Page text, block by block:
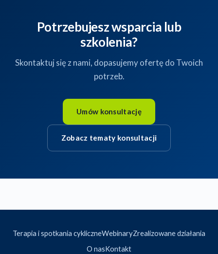
Potrzebujesz wsparcia lub
szkolenia?
Skontaktuj się z nami, dopasujemy ofertę do Twoich
potrzeb.
Umów konsultację
Zobacz tematy konsultacji
Terapia i spotkania cykliczneWebinaryZrealizowane działania
O nasKontakt